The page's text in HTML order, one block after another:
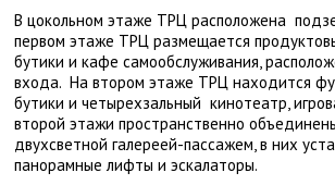
В цокольном этаже ТРЦ расположена
первом этаже ТРЦ размещается
бутики и кафе самообслуживания,
входа. На втором этаже ТРЦ находится
бутики и четырехзальный кинотеатр,
второй этажи пространственно
двухсветной галереей-пассажем, в них
панорамные лифты и эскалаторы.